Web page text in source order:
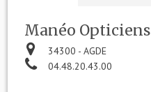
Manéo Opticiens
34300 - AGDE
04.48.20.43.00